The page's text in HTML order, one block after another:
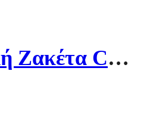
Nike Ανδρική Ζακέτα CW6887-063 Γκρι